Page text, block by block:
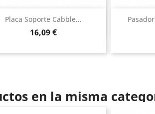
Placa Soporte Cabble...
Precio
16,09 €
Vista rápida 
en la misma